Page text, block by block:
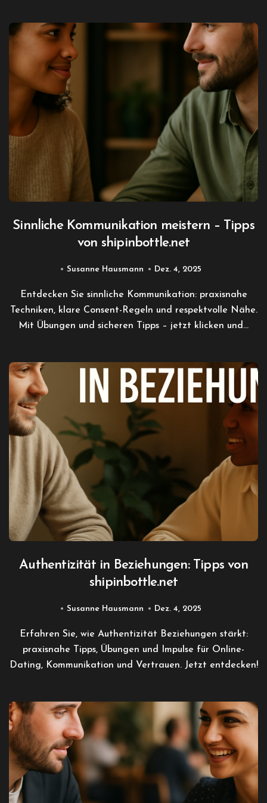
Sinnliche Kommunikation meistern – Tipps
von shipinbottle.net
Susanne Hausmann Dez. 4, 2025
Entdecken Sie sinnliche Kommunikation: praxisnahe
Techniken, klare Consent-Regeln und respektvolle Nähe.
Mit Übungen und sicheren Tipps – jetzt klicken und…
Authentizität in Beziehungen: Tipps von
shipinbottle.net
Susanne Hausmann Dez. 4, 2025
Erfahren Sie, wie Authentizität Beziehungen stärkt:
praxisnahe Tipps, Übungen und Impulse für Online-
Dating, Kommunikation und Vertrauen. Jetzt entdecken!